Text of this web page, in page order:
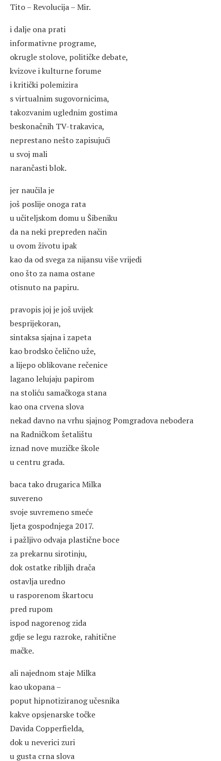
Tito – Revolucija – Mir.
i dalje ona prati
informativne programe,
okrugle stolove, političke debate,
kvizove i kulturne forume
i kritički polemizira
s virtualnim sugovornicima,
takozvanim uglednim gostima
beskonačnih TV-trakavica,
neprestano nešto zapisujući
u svoj mali
narančasti blok.
jer naučila je
još poslije onoga rata
u učiteljskom domu u Šibeniku
da na neki prepreden način
u ovom životu ipak
kao da od svega za nijansu više vrijedi
ono što za nama ostane
otisnuto na papiru.
pravopis joj je još uvijek
besprijekoran,
sintaksa sjajna i zapeta
kao brodsko čelično uže,
a lijepo oblikovane rečenice
lagano lelujaju papirom
na stoliću samačkoga stana
kao ona crvena slova
nekad davno na vrhu sjajnog Pomgradova nebodera
na Radničkom šetalištu
iznad nove muzičke škole
u centru grada.
baca tako drugarica Milka
suvereno
svoje suvremeno smeće
ljeta gospodnjega 2017.
i pažljivo odvaja plastične boce
za prekarnu sirotinju,
dok ostatke ribljih drača
ostavlja uredno
u rasporenom škartocu
pred rupom
ispod nagorenog zida
gdje se legu razroke, rahitične
mačke.
ali najednom staje Milka
kao ukopana –
poput hipnotiziranog učesnika
kakve opsjenarske točke
Davida Copperfielda,
dok u neverici zuri
u gusta crna slova